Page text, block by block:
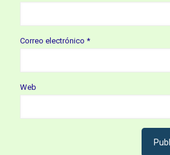
Correo electrónico *
Web